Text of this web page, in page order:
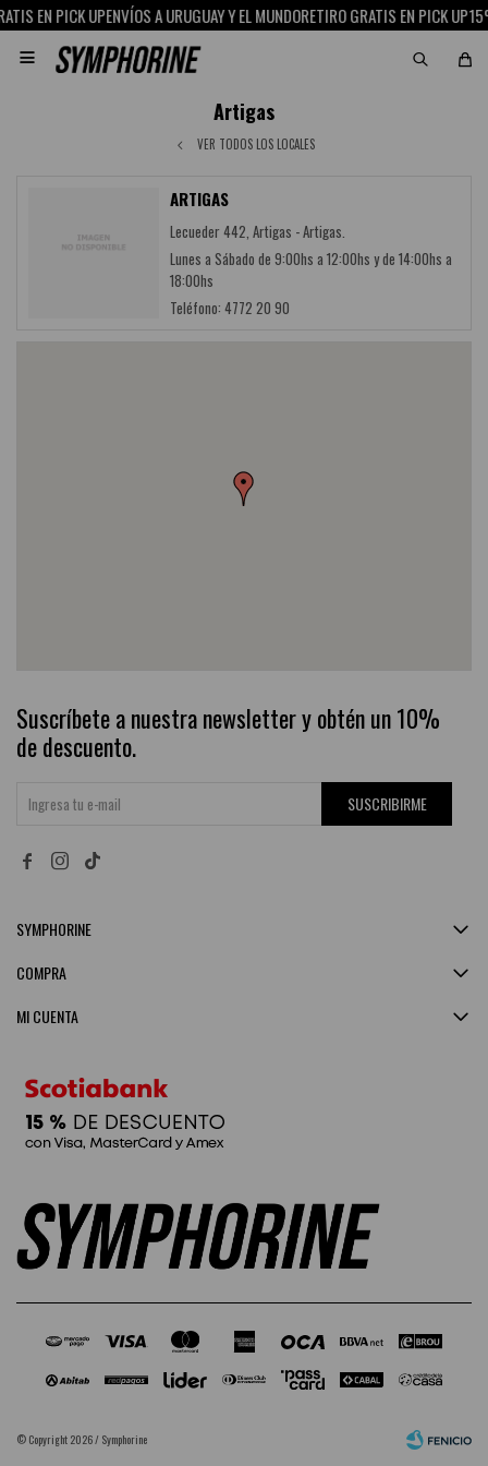
EN PICK UPENVÍOS A URUGUAY Y EL MUNDORETIRO GRATIS EN PICK UP

Artigas
VER TODOS LOS LOCALES
ARTIGAS
Lecueder 442, Artigas - Artigas.
Lunes a Sábado de 9:00hs a 12:00hs y de 14:00hs a
18:00hs
Teléfono: 4772 20 90
Suscríbete a nuestra newsletter y obtén un 10%
de descuento.
SUSCRIBIRME
 
SYMPHORINE
MI CUENTA
COMPRA
© Copyright 2026 / Symphorine